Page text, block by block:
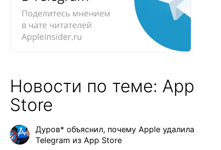
Новости по теме: App
Store
Дуров* объяснил, почему Apple удалила
Telegram из App Store